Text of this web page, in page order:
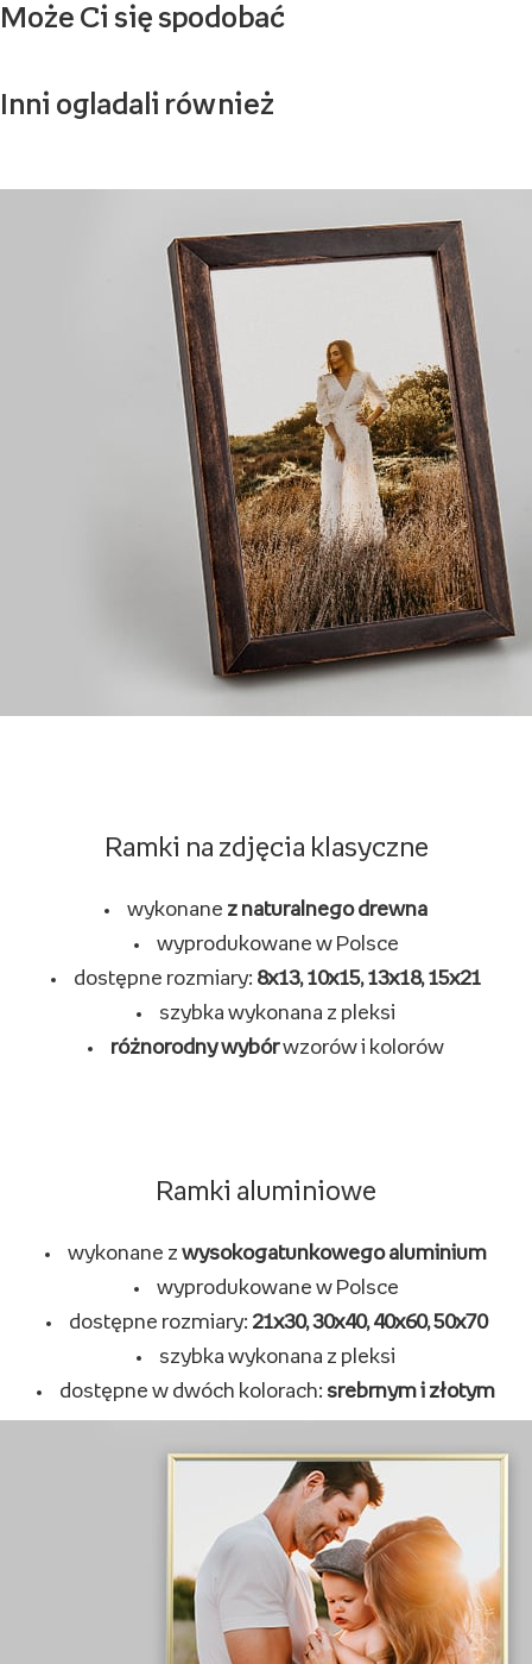
Może Ci się spodobać
Inni ogladali również
Ramki na zdjęcia klasyczne
wykonane z naturalnego drewna
wyprodukowane w Polsce
dostępne rozmiary: 8x13, 10x15, 13x18, 15x21
szybka wykonana z pleksi
różnorodny wybórwzorów i kolorów
Ramki aluminiowe
wykonane z wysokogatunkowego aluminium
wyprodukowane w Polsce
dostępne rozmiary: 21x30, 30x40, 40x60, 50x70
szybka wykonana z pleksi
dostępne w dwóch kolorach: srebrnym i złotym